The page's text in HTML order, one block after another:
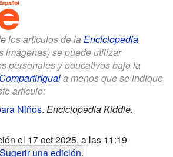
los artículos de la Enciclopedia
imágenes) se puede utilizar
personales y educativos bajo la
a menos que se indique
artículo:
Niños. Enciclopedia Kiddle.
el 17 oct 2025, a las 11:19
Sugerir una edición.